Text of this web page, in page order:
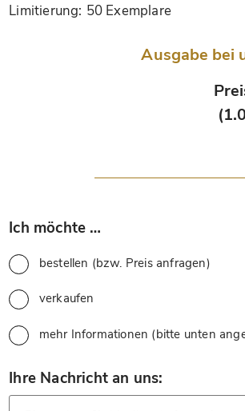
Limitierung: 50 Exemplare
Ausgabe bei
Ich möchte …
bestellen (bzw. Preis anfragen)
verkaufen
mehr Informationen (bitte unten
Ihre Nachricht an uns: